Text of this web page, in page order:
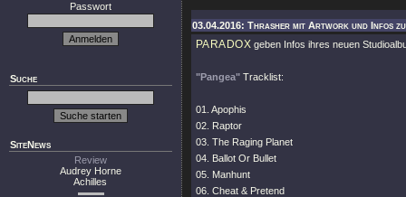
Passwort
Suche
SiteNews
Review
Audrey Horne
Achilles
03.04.2016: Thrasher mit Artwork und Infos
PARADOX geben Infos ihres neuen
"Pangea" Tracklist:
01. Apophis
02. Raptor
03. The Raging Planet
04. Ballot Or Bullet
05. Manhunt
06. Cheat & Pretend